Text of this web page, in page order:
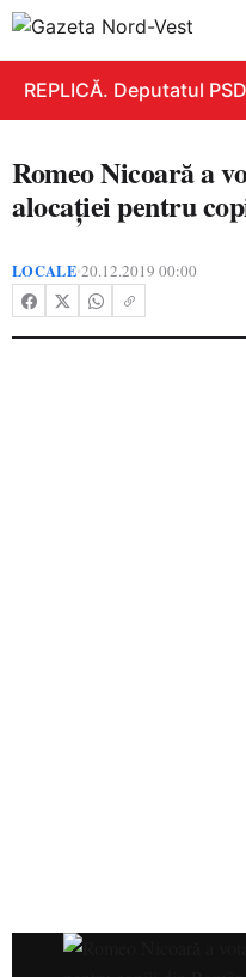
REPLICĂ. Deputatul
Romeo Nicoară a
alocației pentru
LOCALE•20.12.2019 00:00